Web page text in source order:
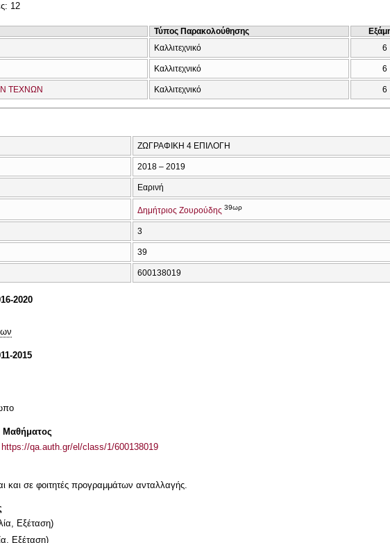
12
Τύπος Παρακολούθησης
Καλλιτεχνικό 6
Καλλιτεχνικό 6
ΤΕΧΝΩΝ Καλλιτεχνικό 6
ΖΩΓΡΑΦΙΚΗ 4 ΕΠΙΛΟΓΗ
2018 – 2019
Εαρινή
Δημήτριος Ζουρούδης 39ωρ
3
39
600138019
2020
2015
Μαθήματος
https://qa.auth.gr/el/class/1/600138019
και σε φοιτητές προγραμμάτων ανταλλαγής.
Εξέταση)
Εξέταση)